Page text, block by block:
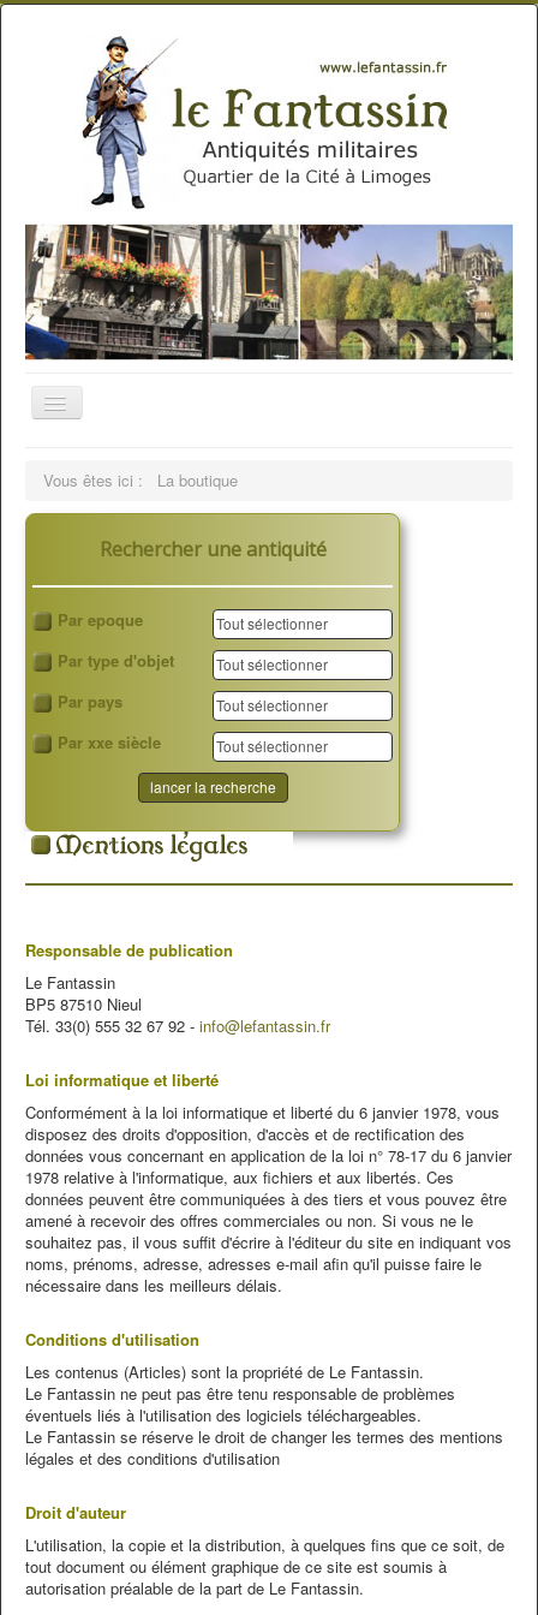
Vous êtes ici : La boutique
Rechercher une antiquité
Par epoque
Par type d'objet
Par pays
Par xxe siècle
Responsable de publication
Le Fantassin
BP5 87510 Nieul
Tél. 33(0) 555 32 67 92 - info@lefantassin.fr
Loi informatique et liberté
Conformément à la loi informatique et liberté du 6 janvier 1978, vous
disposez des droits d'opposition, d'accès et de rectification des
données vous concernant en application de la loi n° 78-17 du 6 janvier
1978 relative à l'informatique, aux fichiers et aux libertés. Ces
données peuvent être communiquées à des tiers et vous pouvez être
amené à recevoir des offres commerciales ou non. Si vous ne le
souhaitez pas, il vous suffit d'écrire à l'éditeur du site en indiquant vos
noms, prénoms, adresse, adresses e-mail afin qu'il puisse faire le
nécessaire dans les meilleurs délais.
Conditions d'utilisation
Les contenus (Articles) sont la propriété de Le Fantassin.
Le Fantassin ne peut pas être tenu responsable de problèmes
éventuels liés à l'utilisation des logiciels téléchargeables.
Le Fantassin se réserve le droit de changer les termes des mentions
légales et des conditions d'utilisation
Droit d'auteur
L'utilisation, la copie et la distribution, à quelques fins que ce soit, de
tout document ou élément graphique de ce site est soumis à
autorisation préalable de la part de Le Fantassin.